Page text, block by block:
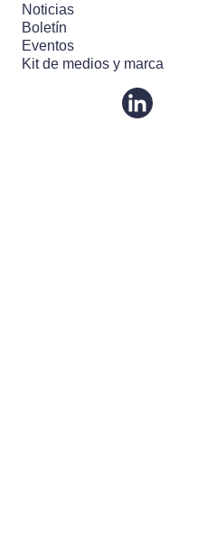
Noticias
Boletín
Eventos
Kit de medios y marca